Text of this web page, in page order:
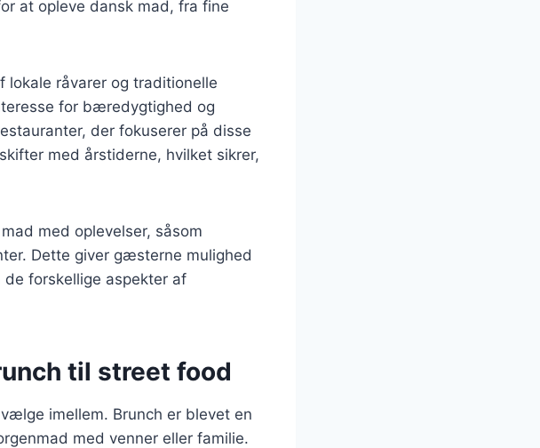
at opleve dansk mad, fra fine
råvarer og traditionelle
for bæredygtighed og
der fokuserer på disse
med årstiderne, hvilket sikrer,
med oplevelser, såsom
Dette giver gæsterne mulighed
forskellige aspekter af
til street food
imellem. Brunch er blevet en
med venner eller familie.